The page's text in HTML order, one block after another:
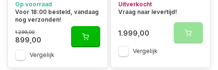
Op voorraad
Voor 18:00 besteld, vandaag
nog verzonden!
1.299,00
899,00
Vergelijk
Uitverkocht
Vraag naar levertijd!
1.999,00
Vergelijk